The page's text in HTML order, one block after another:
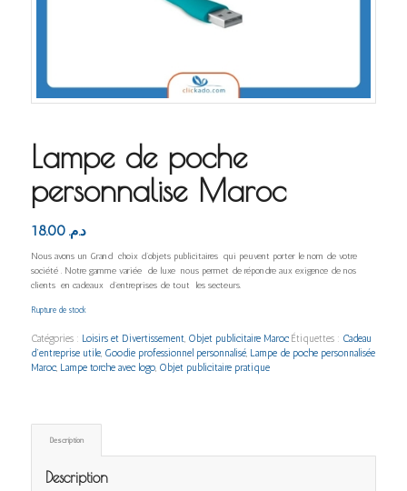
Lampe de poche
personnalise Maroc
د.م. 18.00
Nous avons un Grand choix d’objets publicitaires qui peuvent porter le nom de votre
société . Notre gamme variée de luxe nous permet de répondre aux exigence de nos
clients en cadeaux d’entreprises de tout les secteurs.
Rupture de stock
Catégories : Loisirs et Divertissement, Objet publicitaire Maroc Étiquettes : Cadeau
d’entreprise utile, Goodie professionnel personnalisé, Lampe de poche personnalisée
Maroc, Lampe torche avec logo, Objet publicitaire pratique
Description
Description